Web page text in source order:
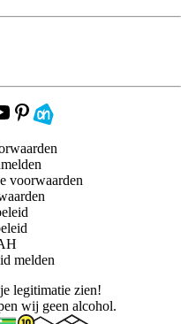
voorwaarden
melden
legitimatie zien!
wij geen alcohol.